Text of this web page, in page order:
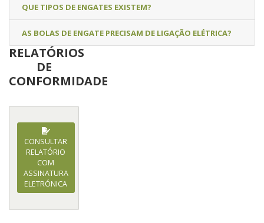
QUE TIPOS DE ENGATES EXISTEM?
AS BOLAS DE ENGATE PRECISAM DE LIGAÇÃO ELÉTRICA?
RELATÓRIOS
DE
CONFORMIDADE
CONSULTAR
RELATÓRIO
COM
ASSINATURA
ELETRÓNICA